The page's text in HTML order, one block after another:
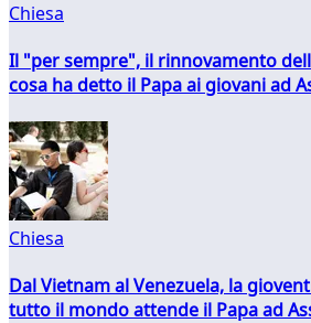
Chiesa
Il "per sempre", il rinnovamento
cosa ha detto il Papa ai giovani ad
Chiesa
Dal Vietnam al Venezuela, la
tutto il mondo attende il Papa ad